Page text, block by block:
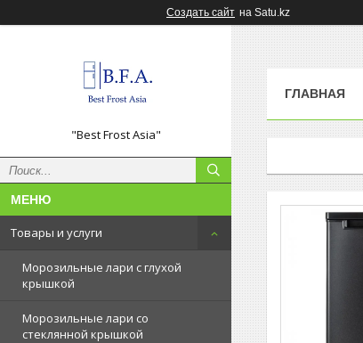
Создать сайт на Satu.kz
"Best Frost Asia"
Товары и услуги
Морозильные лари с глухой
крышкой
Морозильные лари со
стеклянной крышкой
ГЛАВНАЯ